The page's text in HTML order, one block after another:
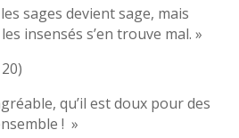
sages devient sage, mais
insensés s’en trouve mal. »
qu’il est doux pour des
! »